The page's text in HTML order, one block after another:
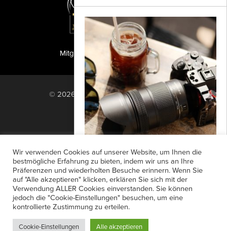
Lichtstarkes Telezoom mit
Schneider-Kreuznach
Transcontinenta stellt mit dem LK
Samyang AF 60-180mm F2.8 FE ein
neues kompaktes Telezoom für
PF Publishing GmbH
Mitglied der TIPA
© 2026 PF Publishing GmbH. All rights
reserved.
Nach oben
Anzeigensuche
Shop
Zahlungsarten
Widerrufsbelehrung
Datenschutz
AGB
Newsletter-Anmeldung
Verträge hier kündigen
Mein Account
Passwort vergessen
Wir verwenden Cookies auf unserer Website, um Ihnen die
bestmögliche Erfahrung zu bieten, indem wir uns an Ihre
Präferenzen und wiederholten Besuche erinnern. Wenn Sie
auf "Alle akzeptieren" klicken, erklären Sie sich mit der
Verwendung ALLER Cookies einverstanden. Sie können
jedoch die "Cookie-Einstellungen" besuchen, um eine
kontrollierte Zustimmung zu erteilen.
Cookie-Einstellungen Alle akzeptieren